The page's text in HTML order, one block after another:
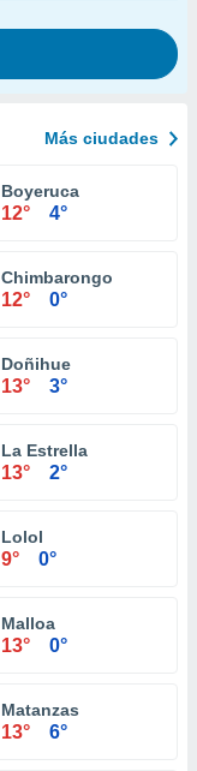
Más ciudades
Boyeruca
12° 4°
Chimbarongo
12° 0°
Doñihue
13° 3°
La Estrella
13° 2°
Lolol
9° 0°
Malloa
13° 0°
Matanzas
13° 6°